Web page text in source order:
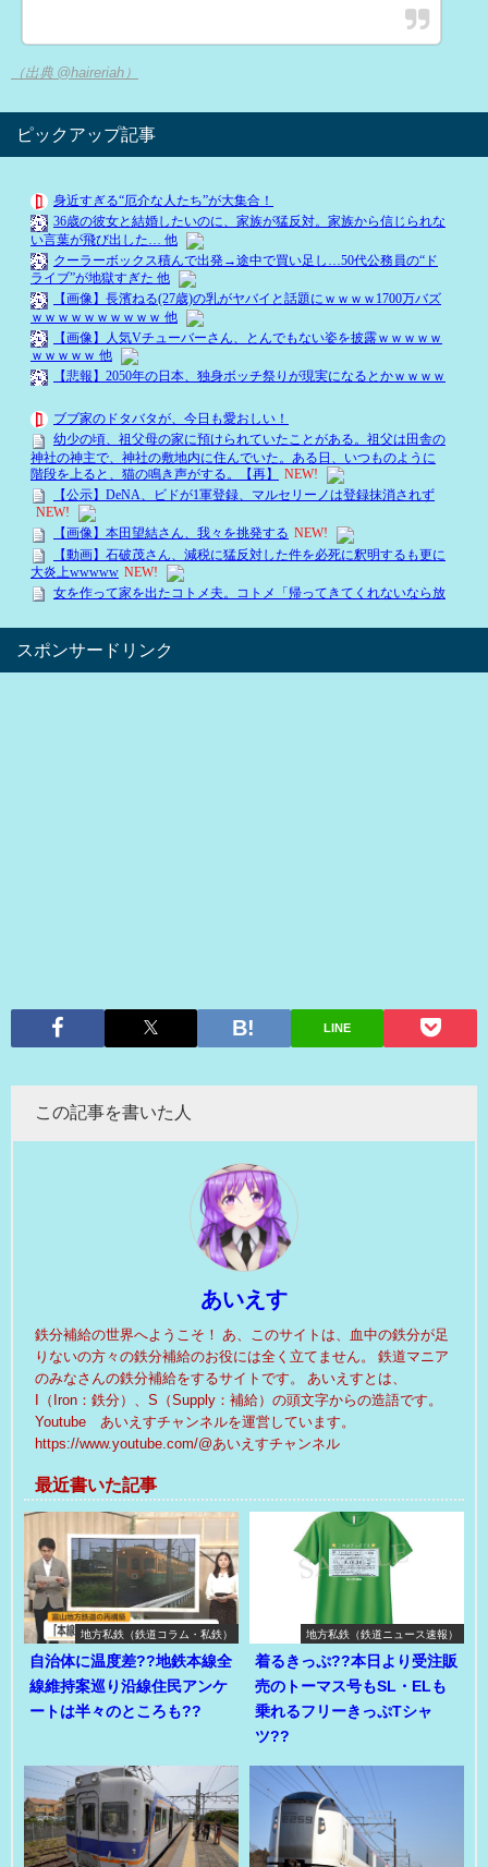
（出典 @haireriah）
ピックアップ記事
スポンサードリンク
LINE
この記事を書いた人
あいえす
鉄分補給の世界へようこそ！ あ、このサイトは、血中の鉄分が足
りないの方々の鉄分補給のお役には全く立てません。 鉄道マニア
のみなさんの鉄分補給をするサイトです。 あいえすとは、
I（Iron：鉄分）、S（Supply：補給）の頭文字からの造語です。
Youtube あいえすチャンネルを運営しています。
https://www.youtube.com/@あいえすチャンネル
最近書いた記事
地方私鉄（鉄道コラム・私鉄）
自治体に温度差??地鉄本線全
線維持案巡り沿線住民アンケ
ートは半々のところも??
地方私鉄（鉄道ニュース速報）
着るきっぷ??本日より受注販
売のトーマス号もSL・ELも
乗れるフリーきっぷTシャ
ツ??